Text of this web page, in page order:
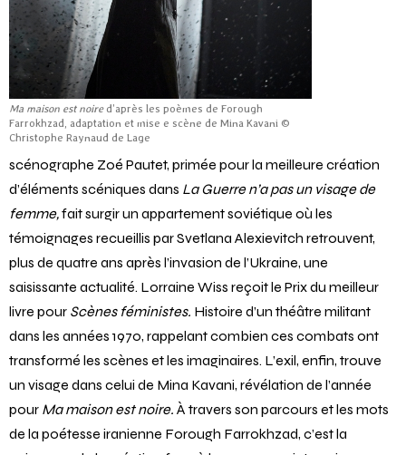
Ma maison est noired’après les poèmes de Forough
Farrokhzad, adaptation et mise e scène de Mina Kavani ©
Christophe Raynaud de Lage
scénographe Zoé Pautet, primée pour la meilleure création
d’éléments scéniques dans
La Guerre n’a pas un visage de
femme,
fait surgir un appartement soviétique où les
témoignages recueillis par Svetlana Alexievitch retrouvent,
plus de quatre ans après l’invasion de l’Ukraine, une
saisissante actualité. Lorraine Wiss reçoit le Prix du meilleur
féministes.
dans les années 1970, rappelant combien ces combats ont
transformé les scènes et les imaginaires. L’exil, enfin, trouve
un visage dans celui de Mina Kavani, révélation de l’année
Ma maison est noire.
À travers son parcours et les mots